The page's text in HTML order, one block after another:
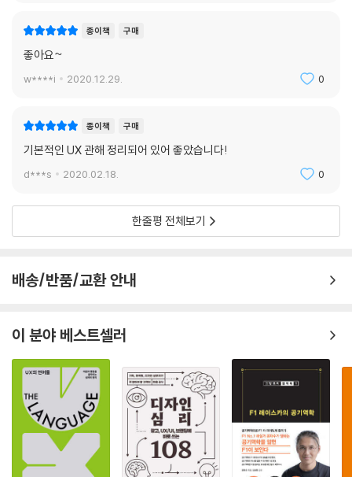
종이책 구매
좋아요~
w****i 2020.12.29. 0
종이책 구매
기본적인 UX 관해 정리되어 있어 좋았습니다!
d***s 2020.02.18. 0
한줄평 전체보기
배송/반품/교환 안내
이 분야 베스트셀러